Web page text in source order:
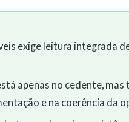
exige leitura integrada
apenas no cedente,
e na coerência da